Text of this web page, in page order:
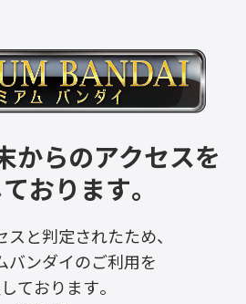
からのアクセスを
おります。
と判定されたため、
バンダイのご利用を
ております。